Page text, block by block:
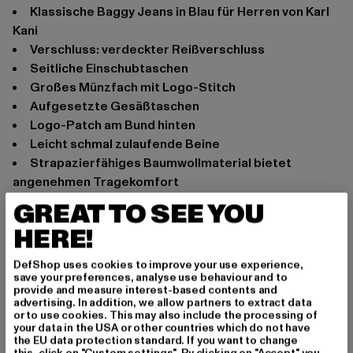
Klassische Baggy Jeans in Blau für Herren von Karl
Kani
Verschluss: verdeckter Reißverschluss
Seitliche Einschubtaschen
Großes Münzfach mit Logo-Stitch
Aufgesetzte Gesäßtaschen
Logo-Patch am Bund hinten
Leicht schmal zulaufende Beine
Strapazierfähiges Baumwollmaterial bietet
angenehmen Tragekomfort
Lockere Passform
Anlass: Alltag, Basic
Verschlussarten: verdeckter Reißverschluss
Schnitt: Locker
Marke: Karl Kani
Kat.: Baggys
Farbe: blau
Hersteller Farbe: bleached blue
GREAT TO SEE YOU
HERE!
DefShop uses cookies to improve your use experience,
save your preferences, analyse use behaviour and to
provide and measure interest-based contents and
advertising. In addition, we allow partners to extract data
or to use cookies. This may also include the processing of
your data in the USA or other countries which do not have
the EU data protection standard. If you want to change